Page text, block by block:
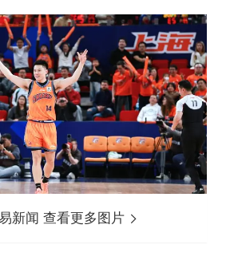
新闻 查看更多图片